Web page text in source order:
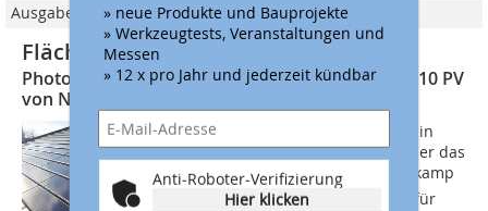
» neue Produkte und Bauprojekte
» Werkzeugtests, Veranstaltungen und
Messen
» 12 x pro Jahr und jederzeit kündbar
Anti-Roboter-Verifizierung
Hier klicken
Ausgabe 05/2018
Flächenbündiges Solarsystem G10 PV
Photovoltaikmodule und Dachziegel in einem: G10 PV
von Nelskamp
Der Bauherr eines Einfamilienhauses in
Recklinghausen ist einer der ersten, der das
Photovoltaik-System G 10 PV von Nelskamp
auf seinem Dach hat. Wir haben uns für